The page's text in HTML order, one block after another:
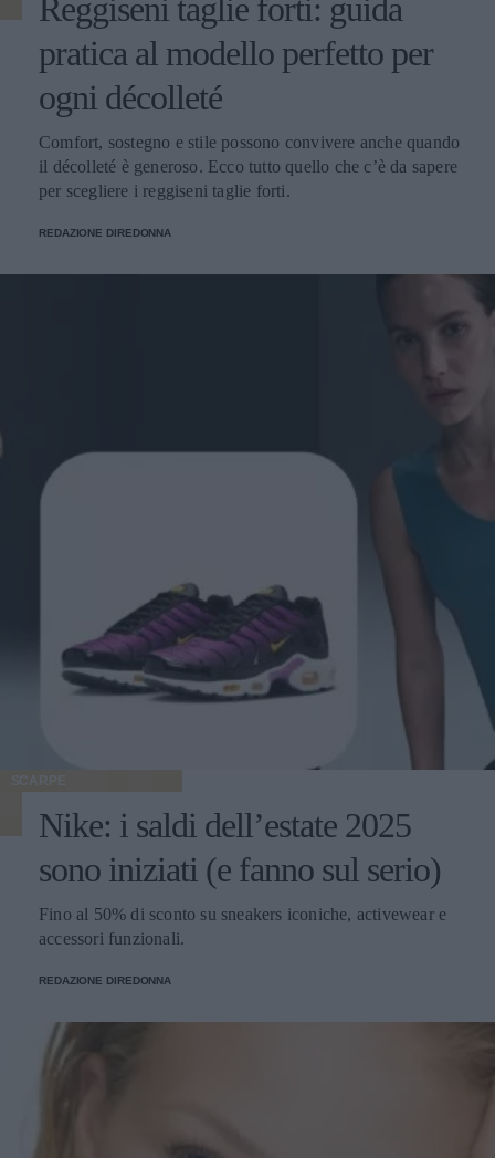
Reggiseni taglie forti: guida
pratica al modello perfetto per
ogni décolleté
Comfort, sostegno e stile possono convivere anche quando
il décolleté è generoso. Ecco tutto quello che c’è da sapere
per scegliere i reggiseni taglie forti.
REDAZIONE DIREDONNA
SCARPE
Nike: i saldi dell’estate 2025
sono iniziati (e fanno sul serio)
Fino al 50% di sconto su sneakers iconiche, activewear e
accessori funzionali.
REDAZIONE DIREDONNA